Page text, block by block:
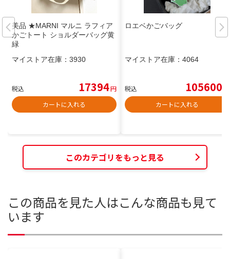
美品 ★MARNI マルニ ラフィア
かごトート ショルダーバッグ黄
緑
マイストア在庫： 3930
税込 17394円
カートに入れる
ロエベかごバッグ
マイストア在庫： 4064
税込 105600
カートに入れる
このカテゴリをもっと見る
この商品を見た人はこんな商品も見て
います